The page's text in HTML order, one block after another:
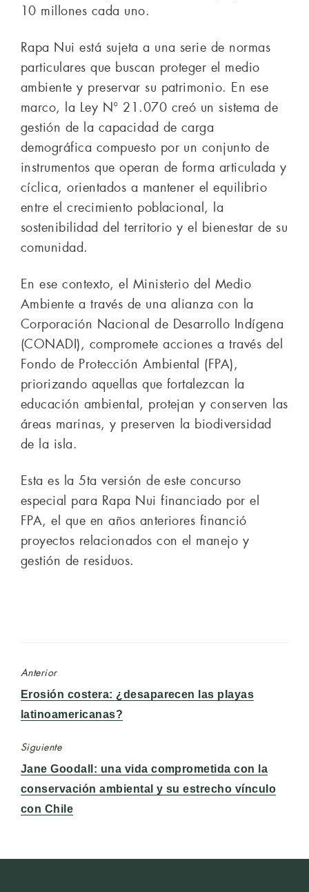
10 millones cada uno.
Rapa Nui está sujeta a una serie de normas
particulares que buscan proteger el medio
ambiente y preservar su patrimonio. En ese
marco, la Ley N° 21.070 creó un sistema de
gestión de la capacidad de carga
demográfica compuesto por un conjunto de
instrumentos que operan de forma articulada y
cíclica, orientados a mantener el equilibrio
entre el crecimiento poblacional, la
sostenibilidad del territorio y el bienestar de su
comunidad.
En ese contexto, el Ministerio del Medio
Ambiente a través de una alianza con la
Corporación Nacional de Desarrollo Indígena
(CONADI), compromete acciones a través del
Fondo de Protección Ambiental (FPA),
priorizando aquellas que fortalezcan la
educación ambiental, protejan y conserven las
áreas marinas, y preserven la biodiversidad
de la isla.
Esta es la 5ta versión de este concurso
especial para Rapa Nui financiado por el
FPA, el que en años anteriores financió
proyectos relacionados con el manejo y
gestión de residuos.
Anterior
Entrada
anterior:
Erosión costera: ¿desaparecen las playas
latinoamericanas?
Siguiente
Entrada
siguiente:
Jane Goodall: una vida comprometida con la
conservación ambiental y su estrecho vínculo
con Chile